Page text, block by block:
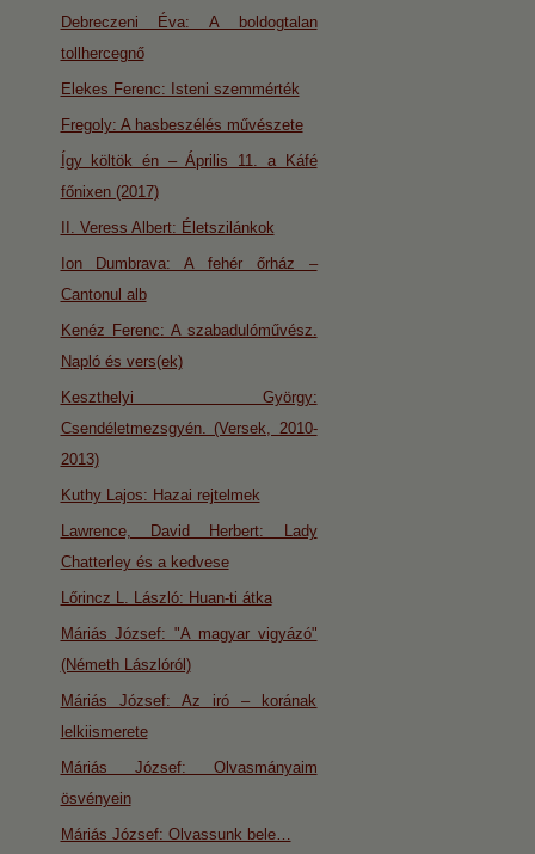
Debreczeni Éva: A boldogtalan
tollhercegnő
Elekes Ferenc: Isteni szemmérték
Fregoly: A hasbeszélés művészete
Így költök én – Április 11. a Káfé
főnixen (2017)
II. Veress Albert: Életszilánkok
Ion Dumbrava: A fehér őrház –
Cantonul alb
Kenéz Ferenc: A szabadulóművész.
Napló és vers(ek)
Keszthelyi György:
Csendéletmezsgyén. (Versek, 2010-
2013)
Kuthy Lajos: Hazai rejtelmek
Lawrence, David Herbert: Lady
Chatterley és a kedvese
Lőrincz L. László: Huan-ti átka
Máriás József: "A magyar vigyázó"
(Németh Lászlóról)
Máriás József: Az iró – korának
lelkiismerete
Máriás József: Olvasmányaim
ösvényein
Máriás József: Olvassunk bele…